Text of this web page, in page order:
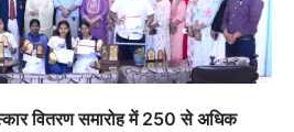
वितरण समारोह में 250 से अधिक
वेंडर्स एसोसिएशन (सेवा) ने पंजाब में सौर
की बाधाओं को दूर करने के लिए पीएसपीसीएल
के उच्च अधिकारियों से की मुलाकात